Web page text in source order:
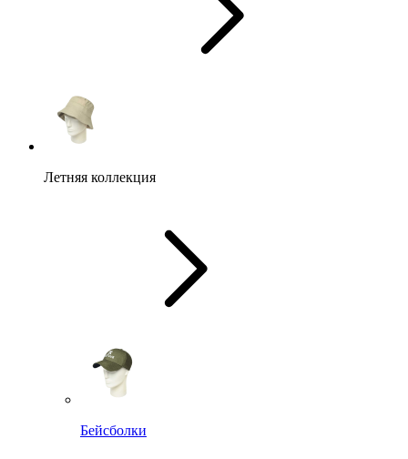
Летняя коллекция
Бейсболки